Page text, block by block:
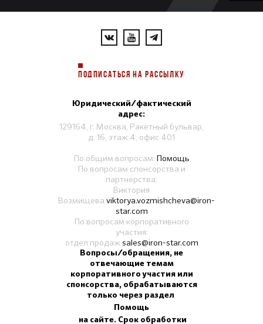
ПОДПИСАТЬСЯ НА РАССЫЛКУ
Юридический/фактический
адрес:
129164, г. Москва, Ракетный бульвар,
д. 16, этаж 4, офис 401
По общим вопросам: Помощь
По вопросам спонсорства и
партнерства:
Виктория
Возмищева viktorya.vozmishcheva@iron-
star.com
По вопросам корпоративного
участия:
отдел продаж sales@iron-star.com
Вопросы/обращения, не
отвечающие темам
корпоративного участия или
спонсорства, обрабатываются
только через раздел
Помощь
на сайте. Срок обработки